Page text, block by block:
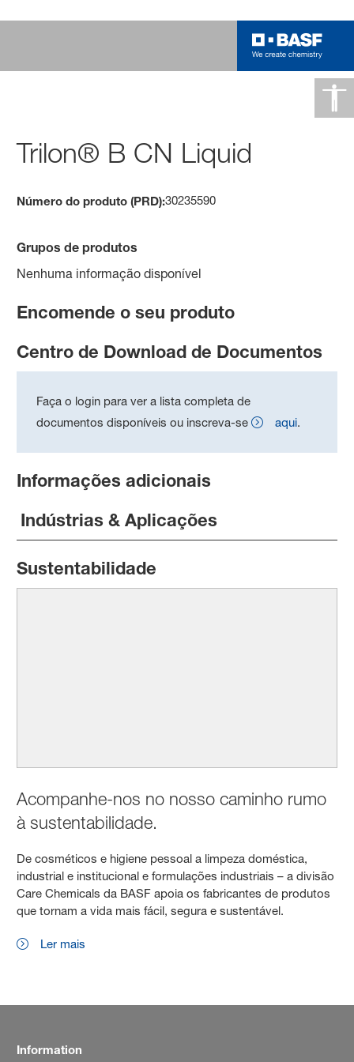
Trilon® B CN Liquid
Número do produto (PRD):30235590
Grupos de produtos
Nenhuma informação disponível
Encomende o seu produto
Centro de Download de Documentos
Faça o login para ver a lista completa de
documentos disponíveis ou inscreva-se
aqui.
Informações adicionais
Indústrias & Aplicações
Sustentabilidade
Acompanhe-nos no nosso caminho rumo
à sustentabilidade.
De cosméticos e higiene pessoal a limpeza doméstica,
industrial e institucional e formulações industriais – a divisão
Care Chemicals da BASF apoia os fabricantes de produtos
que tornam a vida mais fácil, segura e sustentável.
Ler mais
Information